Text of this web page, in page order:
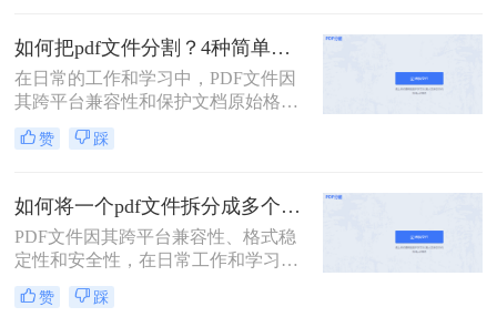
如何把pdf文件分割？4种简单方法分享~
在日常的工作和学习中，PDF文件因
其跨平台兼容性和保护文档原始格式
的特性而被广泛使用。然而，有时候
为了便于查阅、管理和分享，我们可
多个较小的文件。那么如何把pdf文件
分割呢？以下是四种常用的PDF文件
分割方法，每种方法都有其独特的优
势和适用场景。
赞 踩
如何将一个pdf文件拆分成多个？教你2招拆分pdf！
PDF文件因其跨平台兼容性、格式稳
定性和安全性，在日常工作和学习中
扮演着重要角色。然而，有时我们需
要将一个PDF文件拆分成多个文件，
赞 踩